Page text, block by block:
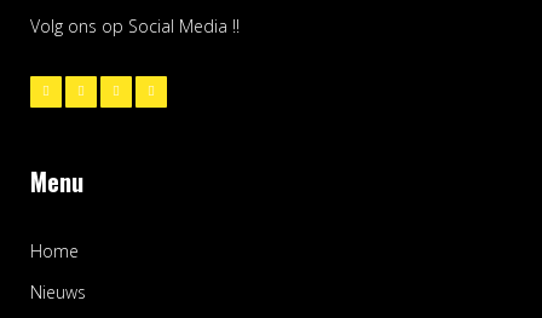
Volg ons op Social Media !!
Menu
Home
Nieuws